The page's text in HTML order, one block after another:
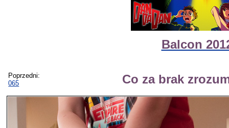
Balcon
Poprzedni:
065
Co za brak